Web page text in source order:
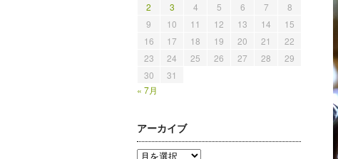
2
3 4 5 6 7
8
9
10 11 12 13 14
15
16
17 18 19 20 21
22
23
24 25 26 27 28
29
30
31
« 7月
アーカイブ
ア